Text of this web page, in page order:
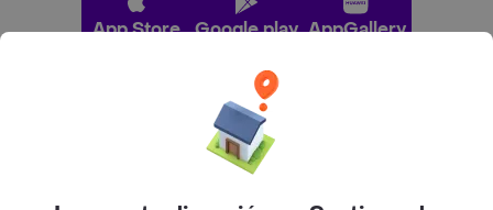
App Store Google play AppGallery
Pide tu comida favorita cerca de ti
Categorías